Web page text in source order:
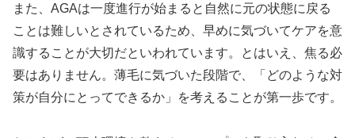
また、AGAは一度進行が始まると自然に元の状態に戻る
ことは難しいとされているため、早めに気づいてケアを意
識することが大切だといわれています。とはいえ、焦る必
要はありません。薄毛に気づいた段階で、「どのような対
策が自分にとってできるか」を考えることが第一歩です。